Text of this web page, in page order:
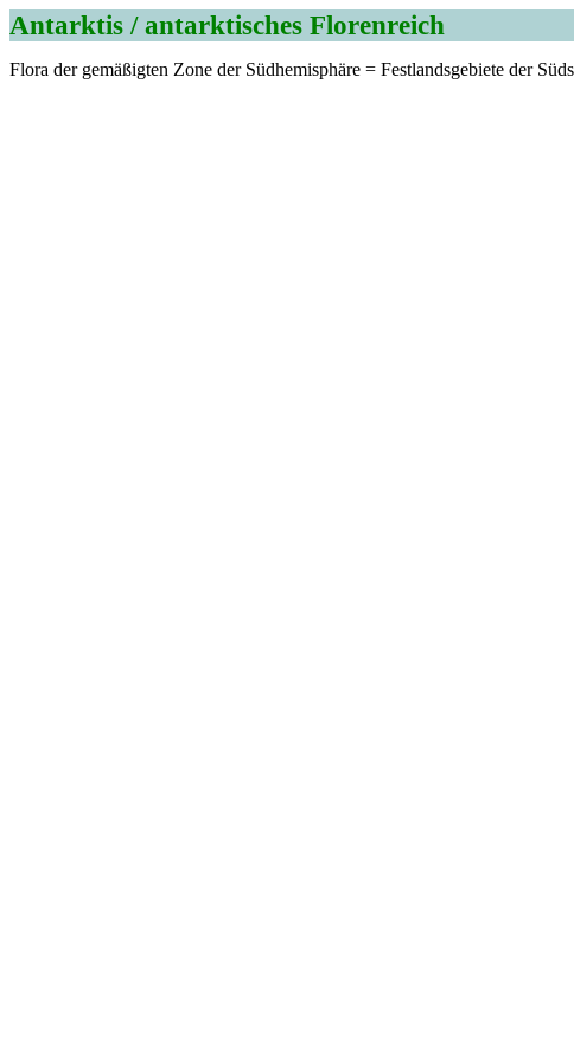
Antarktis / antarktisches Florenreich
Flora der gemäßigten Zone der Südhemisphäre = Festlandsgebiete der